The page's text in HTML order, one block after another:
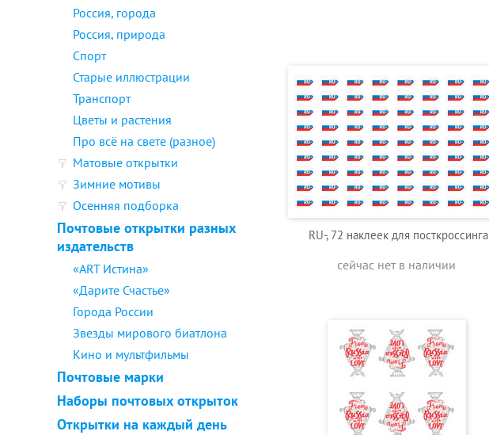
Россия, города
Россия, природа
Спорт
Старые иллюстрации
Транспорт
Цветы и растения
Про всё на свете (разное)
Матовые открытки
Зимние мотивы
Осенняя подборка
Почтовые открытки разных
издательств
«ART Истина»
«Дарите Счастье»
Города России
Звезды мирового биатлона
Кино и мультфильмы
Почтовые марки
Наборы почтовых открыток
Открытки на каждый день
RU-, 72 наклеек для посткроссинга
сейчас нет в наличии